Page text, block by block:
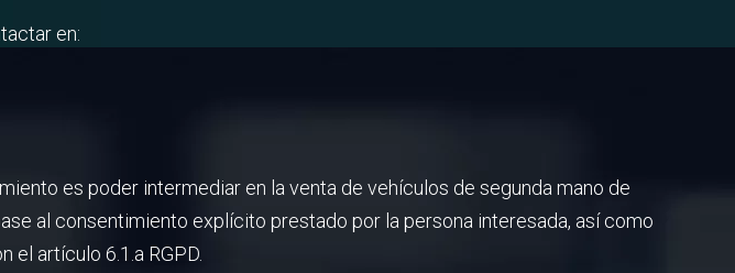
en:
es poder intermediar en la venta de vehículos de segunda mano de
al consentimiento explícito prestado por la persona interesada, así como
artículo 6.1.a RGPD.